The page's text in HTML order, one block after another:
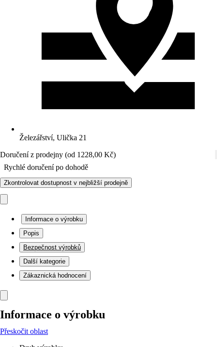
Železářství, Ulička 21
Doručení z prodejny (od 1228,00 Kč)
Rychlé doručení po dohodě
Zkontrolovat dostupnost v nejbližší prodejně
Informace o výrobku
Popis
Bezpečnost výrobků
Další kategorie
Zákaznická hodnocení
Informace o výrobku
Přeskočit oblast